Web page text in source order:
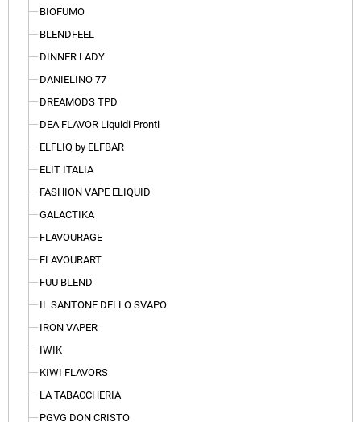
BIOFUMO
BLENDFEEL
DINNER LADY
DANIELINO 77
DREAMODS TPD
DEA FLAVOR Liquidi Pronti
ELFLIQ by ELFBAR
ELIT ITALIA
FASHION VAPE ELIQUID
GALACTIKA
FLAVOURAGE
FLAVOURART
FUU BLEND
IL SANTONE DELLO SVAPO
IRON VAPER
IWIK
KIWI FLAVORS
LA TABACCHERIA
PGVG DON CRISTO